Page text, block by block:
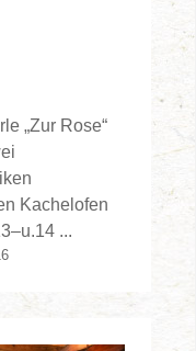
„Zur Rose“
Kachelofen
...